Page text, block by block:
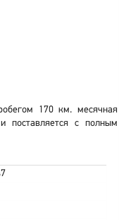
170 км. месячная
поставляется с полным